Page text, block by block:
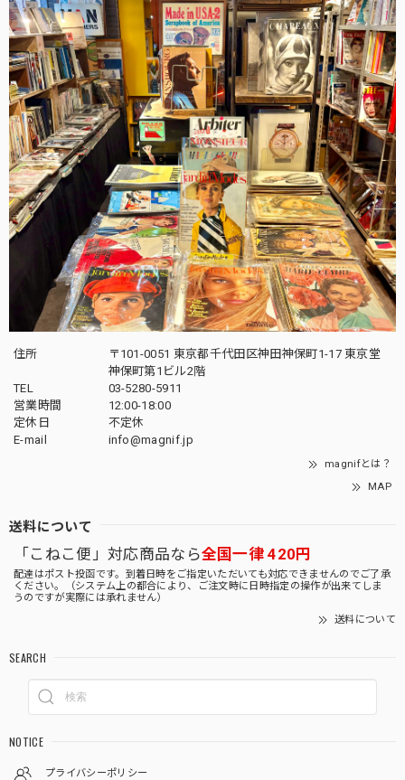
住所
〒101-0051 東京都千代田区神田神保町1-17 東京堂
神保町第1ビル2階
TEL
03-5280-5911
営業時間
12:00-18:00
定休日
不定休
E-mail
info@magnif.jp
magnifとは？
MAP
送料について
「こねこ便」対応商品なら全国一律 420円
配達はポスト投函です。到着日時をご指定いただいても対応できませんのでご了承
ください。（システム上の都合により、ご注文時に日時指定の操作が出来てしま
うのですが実際には承れません）
送料について
SEARCH
NOTICE
プライバシーポリシー